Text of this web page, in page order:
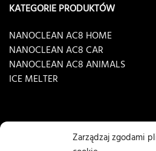
Zarządzaj zgodami
KATEGORIE PRODUKTÓW
NANOCLEAN AC8 HOME
NANOCLEAN AC8 CAR
NANOCLEAN AC8 ANIMALS
ICE MELTER